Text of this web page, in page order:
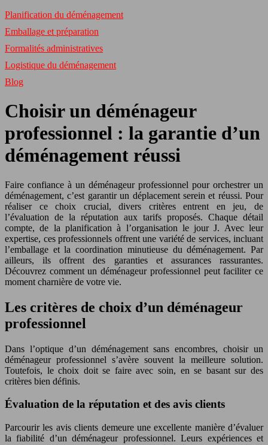
Planification du déménagement
Emballage et préparation
Formalités administratives
Logistique du déménagement
Blog
Choisir un déménageur
professionnel : la garantie d’un
déménagement réussi
Faire confiance à un déménageur professionnel pour orchestrer un
déménagement, c’est garantir un déplacement serein et réussi. Pour
réaliser ce choix crucial, divers critères entrent en jeu, de
l’évaluation de la réputation aux tarifs proposés. Chaque détail
compte, de la planification à l’organisation le jour J. Avec leur
expertise, ces professionnels offrent une variété de services, incluant
l’emballage et la coordination minutieuse du déménagement. Par
ailleurs, ils offrent des garanties et assurances rassurantes.
Découvrez comment un déménageur professionnel peut faciliter ce
moment charnière de votre vie.
Les critères de choix d’un déménageur
professionnel
Dans l’optique d’un déménagement sans encombres, choisir un
déménageur professionnel s’avère souvent la meilleure solution.
Toutefois, le choix doit se faire avec soin, en se basant sur des
critères bien définis.
Évaluation de la réputation et des avis clients
Parcourir les avis clients demeure une excellente manière d’évaluer
la fiabilité d’un déménageur professionnel. Leurs expériences et